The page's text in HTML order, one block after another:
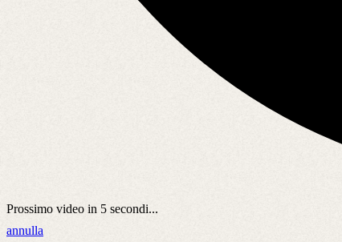
Prossimo video in 5 secondi...
annulla